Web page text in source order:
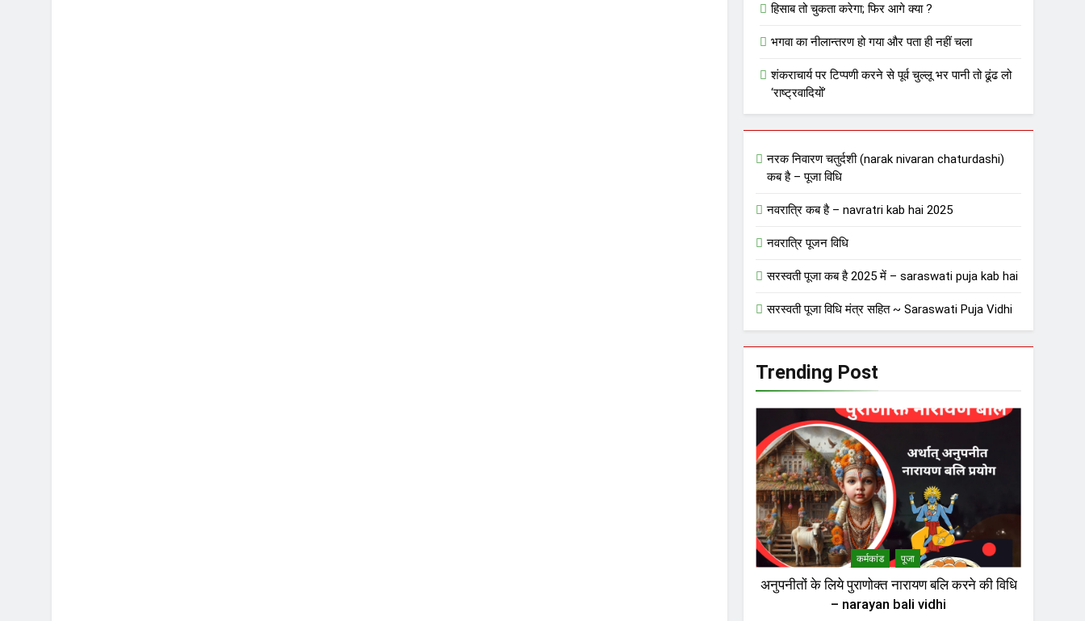
हिसाब तो चुकता करेगा; फिर आगे क्या ?
भगवा का नीलान्तरण हो गया और पता ही नहीं चला
शंकराचार्य पर टिप्पणी करने से पूर्व चुल्लू भर पानी तो ढूंढ लो
‘राष्ट्रवादियों’
नरक निवारण चतुर्दशी (narak nivaran chaturdashi)
कब है – पूजा विधि
नवरात्रि कब है – navratri kab hai 2025
नवरात्रि पूजन विधि
सरस्वती पूजा कब है 2025 में – saraswati puja kab hai
सरस्वती पूजा विधि मंत्र सहित ~ Saraswati Puja Vidhi
Trending Post
कर्मकांड पूजा
अनुपनीतों के लिये पुराणोक्त नारायण बलि करने की विधि
– narayan bali vidhi